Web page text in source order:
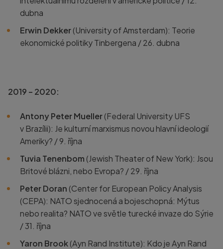
dubna
Erwin Dekker(University of Amsterdam): Teorie
ekonomické politiky Tinbergena / 26. dubna
2019 – 2020:
Antony Peter Mueller(Federal University UFS
v Brazílii): Je kulturní marxismus novou hlavní ideologií
Ameriky? / 9. října
Tuvia Tenenbom (Jewish Theater of New York): Jsou
Britové blázni, nebo Evropa? / 29. října
Peter Doran (Center for European Policy Analysis
(CEPA): NATO sjednocená a bojeschopná: Mýtus
nebo realita? NATO ve světle turecké invaze do Sýrie
/ 31. října
Yaron Brook(Ayn Rand Institute): Kdo je Ayn Rand